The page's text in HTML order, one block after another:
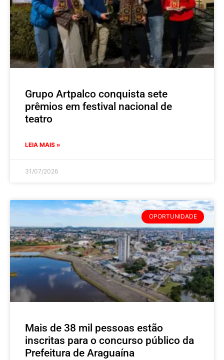
Grupo Artpalco conquista sete
prêmios em festival nacional de
teatro
LEIA MAIS »
31/07/2026
OPORTUNIDADE
Mais de 38 mil pessoas estão
inscritas para o concurso público da
Prefeitura de Araguaína